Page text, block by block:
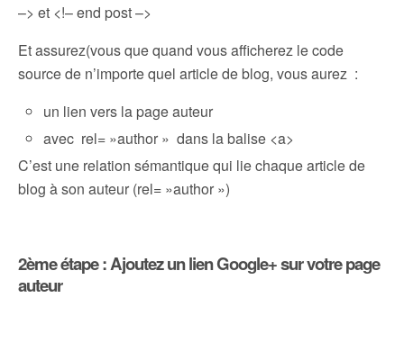
–> et <!– end post –>
Et assurez(vous que quand vous afficherez le code
source de n’importe quel article de blog, vous aurez :
un lien vers la page auteur
avec rel= »author » dans la balise <a>
C’est une relation sémantique qui lie chaque article de
blog à son auteur (rel= »author »)
2ème étape : Ajoutez un lien Google+ sur votre page
auteur